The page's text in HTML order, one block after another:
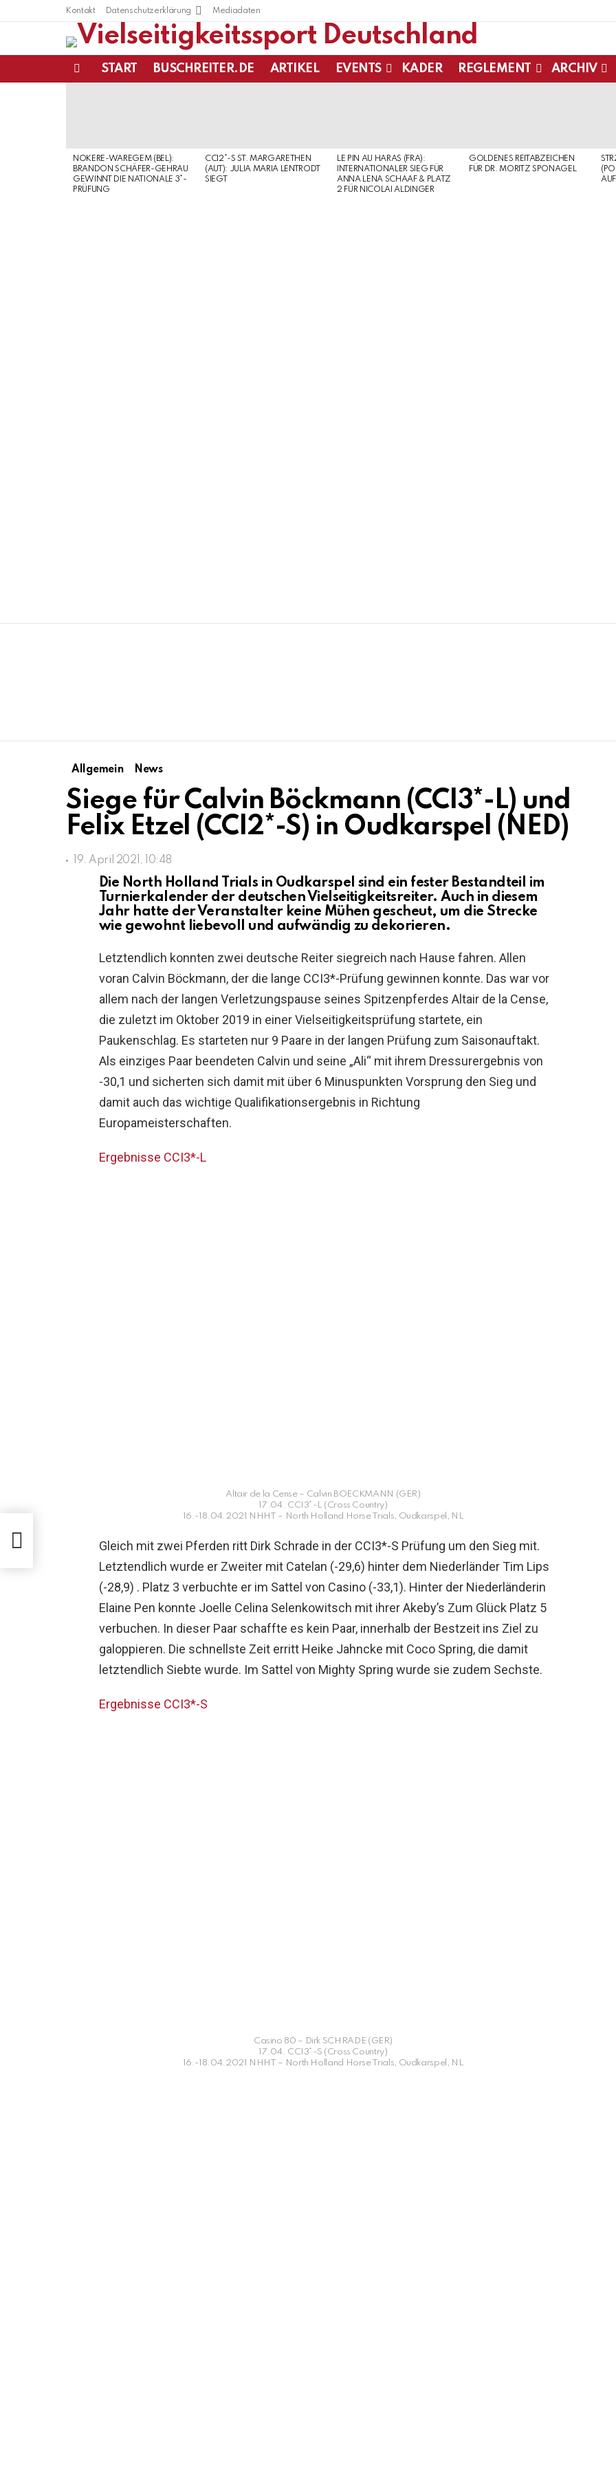
Kontakt Datenschutzerklärung Mediadaten
START BUSCHREITER.DE ARTIKEL EVENTS KADER REGLEMENT ARCHIV
NOKERE-WAREGEM (BEL):
BRANDON SCHÄFER-GEHRAU
GEWINNT DIE NATIONALE 3*-
PRÜFUNG
CCI2*-S ST. MARGARETHEN
(AUT): JULIA MARIA LENTRODT
SIEGT
LE PIN AU HARAS (FRA):
INTERNATIONALER SIEG FÜR
ANNA LENA SCHAAF & PLATZ
2 FÜR NICOLAI ALDINGER
GOLDENES REITABZEICHEN
FÜR DR. MORITZ SPONAGEL
Allgemein News
Siege für Calvin Böckmann (CCI3*-L) und
Felix Etzel (CCI2*-S) in Oudkarspel (NED)
19. April 2021, 10:48
Die North Holland Trials in Oudkarspel sind ein fester Bestandteil im
Turnierkalender der deutschen Vielseitigkeitsreiter. Auch in diesem
Jahr hatte der Veranstalter keine Mühen gescheut, um die Strecke
wie gewohnt liebevoll und aufwändig zu dekorieren.
Letztendlich konnten zwei deutsche Reiter siegreich nach Hause fahren. Allen
voran Calvin Böckmann, der die lange CCI3*-Prüfung gewinnen konnte. Das war vor
allem nach der langen Verletzungspause seines Spitzenpferdes Altair de la Cense,
die zuletzt im Oktober 2019 in einer Vielseitigkeitsprüfung startete, ein
Paukenschlag. Es starteten nur 9 Paare in der langen Prüfung zum Saisonauftakt.
Als einziges Paar beendeten Calvin und seine „Ali“ mit ihrem Dressurergebnis von
-30,1 und sicherten sich damit mit über 6 Minuspunkten Vorsprung den Sieg und
damit auch das wichtige Qualifikationsergebnis in Richtung
Europameisterschaften.
Ergebnisse CCI3*-L
Altair de la Cense – Calvin BOECKMANN (GER)
17.04. CCI3*-L (Cross Country)
16.-18.04.2021 NHHT – North Holland Horse Trials, Oudkarspel, NL
Gleich mit zwei Pferden ritt Dirk Schrade in der CCI3*-S Prüfung um den Sieg mit.
Letztendlich wurde er Zweiter mit Catelan (-29,6) hinter dem Niederländer Tim Lips
(-28,9) . Platz 3 verbuchte er im Sattel von Casino (-33,1). Hinter der Niederländerin
Elaine Pen konnte Joelle Celina Selenkowitsch mit ihrer Akeby’s Zum Glück Platz 5
verbuchen. In dieser Paar schaffte es kein Paar, innerhalb der Bestzeit ins Ziel zu
galoppieren. Die schnellste Zeit erritt Heike Jahncke mit Coco Spring, die damit
letztendlich Siebte wurde. Im Sattel von Mighty Spring wurde sie zudem Sechste.
Ergebnisse CCI3*-S
Casino 80 – Dirk SCHRADE (GER)
17.04. CCI3*-S (Cross Country)
16.-18.04.2021 NHHT – North Holland Horse Trials, Oudkarspel, NL